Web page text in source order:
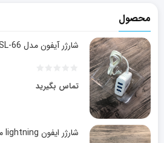
محصول
شارژر آیفون مدل SL-66
تماس بگیرید
شارژر ایفون lightning مدل CH-10